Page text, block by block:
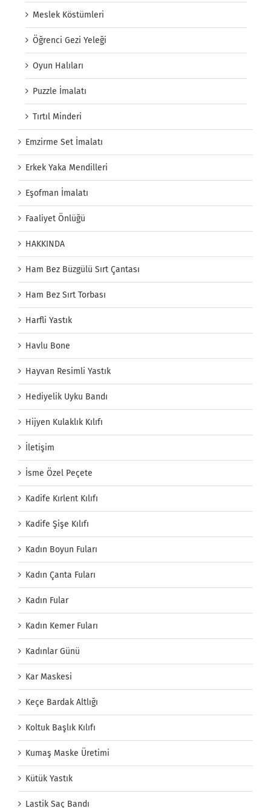
Meslek Köstümleri
Öğrenci Gezi Yeleği
Oyun Halıları
Puzzle İmalatı
Tırtıl Minderi
Emzirme Set İmalatı
Erkek Yaka Mendilleri
Eşofman İmalatı
Faaliyet Önlüğü
HAKKINDA
Ham Bez Büzgülü Sırt Çantası
Ham Bez Sırt Torbası
Harfli Yastık
Havlu Bone
Hayvan Resimli Yastık
Hediyelik Uyku Bandı
Hijyen Kulaklık Kılıfı
İletişim
İsme Özel Peçete
Kadife Kırlent Kılıfı
Kadife Şişe Kılıfı
Kadın Boyun Fuları
Kadın Çanta Fuları
Kadın Fular
Kadın Kemer Fuları
Kadınlar Günü
Kar Maskesi
Keçe Bardak Altlığı
Koltuk Başlık Kılıfı
Kumaş Maske Üretimi
Kütük Yastık
Lastik Saç Bandı